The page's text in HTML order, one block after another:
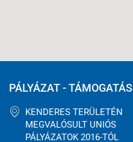
PÁLYÁZAT - TÁMOGATÁS
KENDERES TERÜLETÉN
MEGVALÓSULT UNIÓS
PÁLYÁZATOK 2016-TÓL